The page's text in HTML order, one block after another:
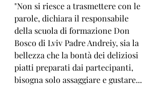
"Non si riesce a trasmettere con le
parole, dichiara il responsabile
della scuola di formazione Don
Bosco di Lviv Padre Andreiy, sia la
bellezza che la bontà dei deliziosi
piatti preparati dai partecipanti,
bisogna solo assaggiare e gustare...